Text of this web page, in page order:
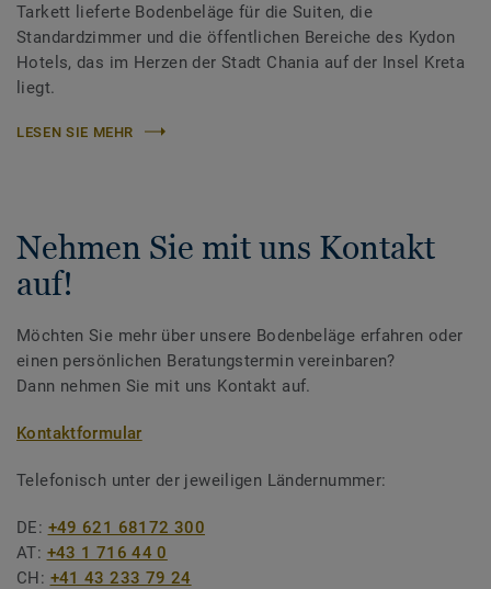
Tarkett lieferte Bodenbeläge für die Suiten, die
Standardzimmer und die öffentlichen Bereiche des Kydon
Hotels, das im Herzen der Stadt Chania auf der Insel Kreta
liegt.
LESEN SIE MEHR
Nehmen Sie mit uns Kontakt
auf!
Möchten Sie mehr über unsere Bodenbeläge erfahren oder
einen persönlichen Beratungstermin vereinbaren?
Dann nehmen Sie mit uns Kontakt auf.
Kontaktformular
Telefonisch unter der jeweiligen Ländernummer:
DE: +49 621 68172 300
AT: +43 1 716 44 0
CH: +41 43 233 79 24